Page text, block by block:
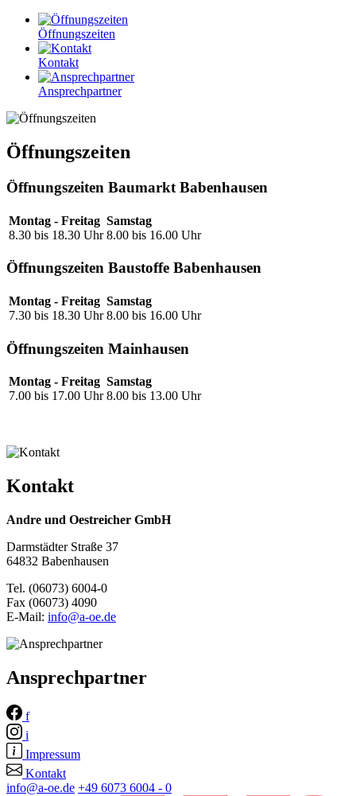
Öffnungszeiten
Kontakt
Ansprechpartner
Öffnungszeiten
Öffnungszeiten Baumarkt Babenhausen
Montag - Freitag
8.30 bis 18.30 Uhr
Samstag
8.00 bis 16.00 Uhr
Öffnungszeiten Baustoffe Babenhausen
Montag - Freitag
7.30 bis 18.30 Uhr
Samstag
8.00 bis 16.00 Uhr
Öffnungszeiten Mainhausen
Montag - Freitag
7.00 bis 17.00 Uhr
Samstag
8.00 bis 13.00 Uhr
Kontakt
Andre und Oestreicher GmbH
Darmstädter Straße 37
64832 Babenhausen
Tel. (06073) 6004-0
Fax (06073) 4090
E-Mail: info@a-oe.de
Ansprechpartner
f
i
Impressum
Kontakt
info@a-oe.de +49 6073 6004 - 0